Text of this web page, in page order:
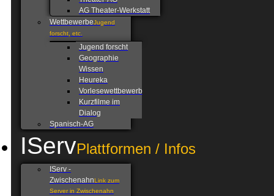
AG Theater-Werkstatt
WettbewerbeJugend
forscht, etc.
Jugend forscht
Geographie
Wissen
Heureka
Vorlesewettbewerb
Kurzfilme im
Dialog
Spanisch-AG
IServPlattformen / Infos
IServ -
ZwischenahnLink zum
Server in Zwischenahn